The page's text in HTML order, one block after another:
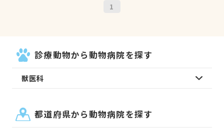
1
診療動物から動物病院を探す
獣医科
都道府県から動物病院を探す